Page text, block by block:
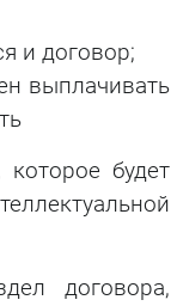
и договор;
выплачивать
будет
договора,